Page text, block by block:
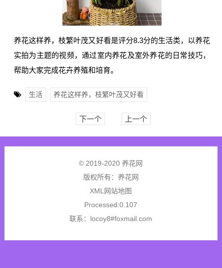
养花这样养，枝繁叶茂又好看是评分8.3分的生活类，以养花
实拍为主题的视频，通过室内养花及室外养花的日常技巧，
帮助大家完成花卉养殖和培育。
生活 养花这样养，枝繁叶茂又好看
下一个 上一个
© 2019-2020 养花网
版权所有： 养花网
XML网站地图
Processed:0.107
联系：locoy8#foxmail.com